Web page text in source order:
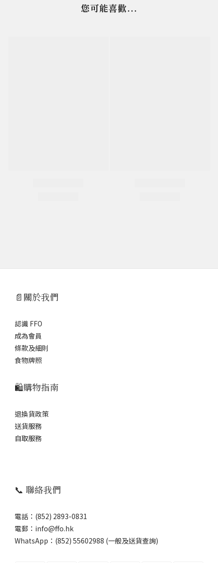
您可能喜歡...
📄關於我們
認識 FFO
成為會員
條款及細則
食物牌照
🛍️購物指南
退換貨政策
送貨服務
自取服務
📞 聯絡我們
電話：(852) 2893-0831
電郵：info@ffo.hk
WhatsApp： (852) 55602988 (一般及送貨查詢)